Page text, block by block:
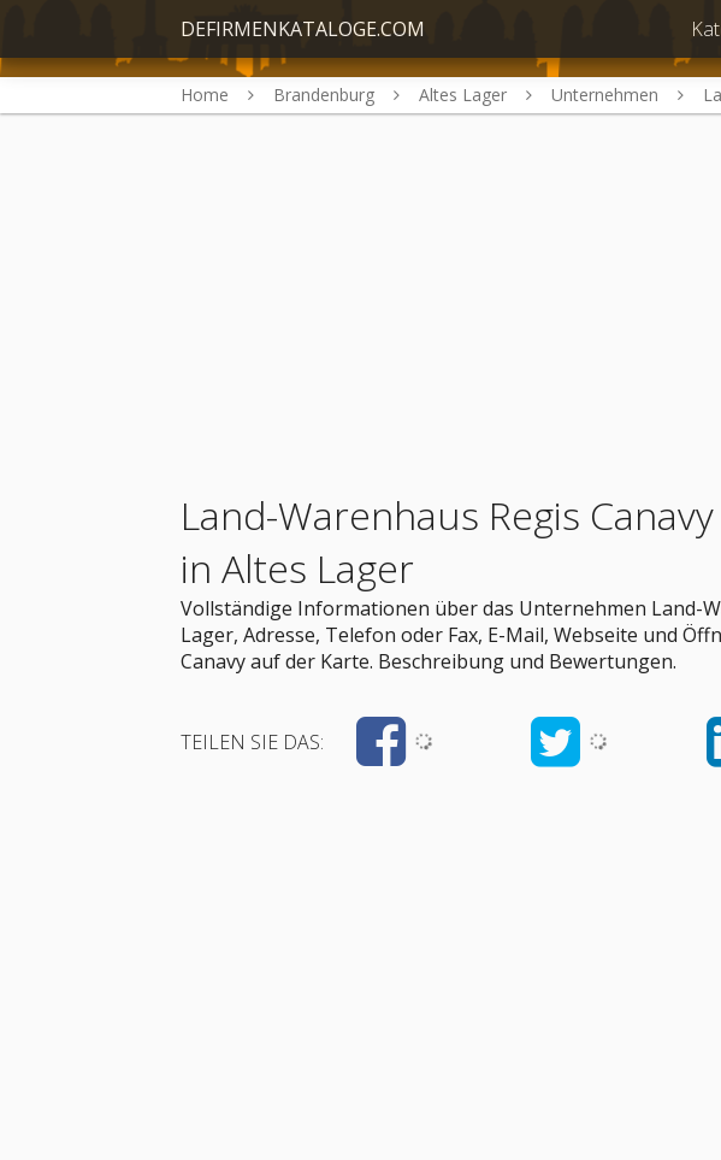
DEFIRMENKATALOGE.COM
Home Brandenburg Altes Lager Unternehmen
Land-Warenhaus Regis Canavy
in Altes Lager
Vollständige Informationen über das Unternehmen Land-
Lager, Adresse, Telefon oder Fax, E-Mail, Webseite und
Canavy auf der Karte. Beschreibung und Bewertungen.
TEILEN SIE DAS: